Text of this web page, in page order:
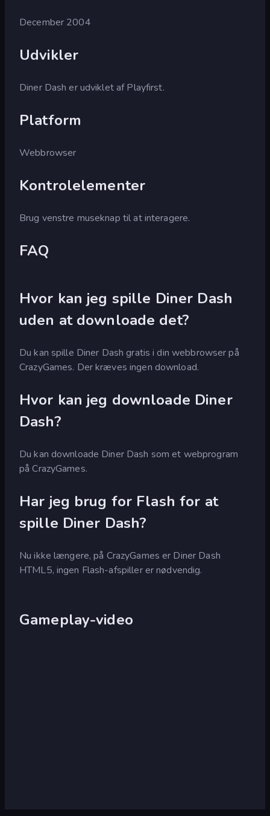
December 2004
Udvikler
Diner Dash er udviklet af Playfirst.
Platform
Webbrowser
Kontrolelementer
Brug venstre museknap til at interagere.
FAQ
Hvor kan jeg spille Diner Dash
uden at downloade det?
Du kan spille Diner Dash gratis i din webbrowser på
CrazyGames. Der kræves ingen download.
Hvor kan jeg downloade Diner
Dash?
Du kan downloade Diner Dash som et webprogram
på CrazyGames.
Har jeg brug for Flash for at
spille Diner Dash?
Nu ikke længere, på CrazyGames er Diner Dash
HTML5, ingen Flash-afspiller er nødvendig.
Gameplay-video